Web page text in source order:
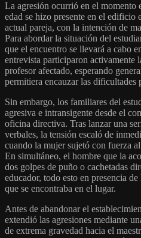
La agresión ocurrió en el momento
edad se hizo presente en el edificio
actual pareja, con la intención de
Para abordar la situación del
que el encuentro se llevará a cabo
entrevista participaron activamente
profesor afectado, esperando
permitiera encauzar las dificultades
Sin embargo, los familiares del
agresiva e intransigente desde el
oficina directiva. Tras lanzar una
verbales, la tensión escaló de
cuando la mujer sujetó con fuerza
En simultáneo, el hombre que la
dos golpes de puño o cachetadas
educador, todo esto en presencia
que se encontraba en el lugar.
Antes de abandonar el
extendió las agresiones mediante
de extrema gravedad hacia el